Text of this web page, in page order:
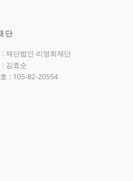
단
: 재단법인 리영희재단
김효순
: 105-82-20554